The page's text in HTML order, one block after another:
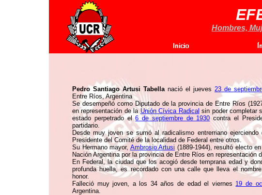
Hombres,
Pedro Santiago Artusi Tabellanació el jueves 23 de
Entre Ríos, Argentina
Se desempeñó como Diputado de la provincia de Entre Ríos
en representación de laUnión Cívica Radical sin poder completar
estado perpetrado el6 de septiembre de 1930 contra el
partidario.
Desde muy joven se sumó al radicalismo entrerriano
Presidente del Comité de la localidad de Federal entre otros.
Su Hermano mayor, Ambrosio Artusi (1889-1944), resultó electo
Nación Argentina por la provincia de Entre Ríos en representación
En Federal, la ciudad que los acogió desde temprana edad y
profunda huella, es recordado con una calle que lleva el
honor.
Falleció muy joven, a los 34 años de edad el viernes 19 de
Argentina.